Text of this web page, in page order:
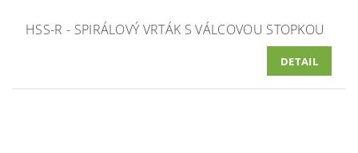
HSS-R - SPIRÁLOVÝ VRTÁK S VÁLCOVOU STOPKOU
DETAIL